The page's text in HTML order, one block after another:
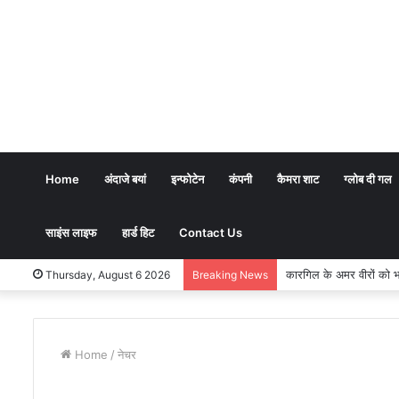
Home अंदाजे बयां इन्फोटेन कंपनी कैमरा शाट ग्लोब दी गल
साइंस लाइफ हार्ड हिट Contact Us
Thursday, August 6 2026 Breaking News कारगिल के अमर वीरों को
Home / नेचर